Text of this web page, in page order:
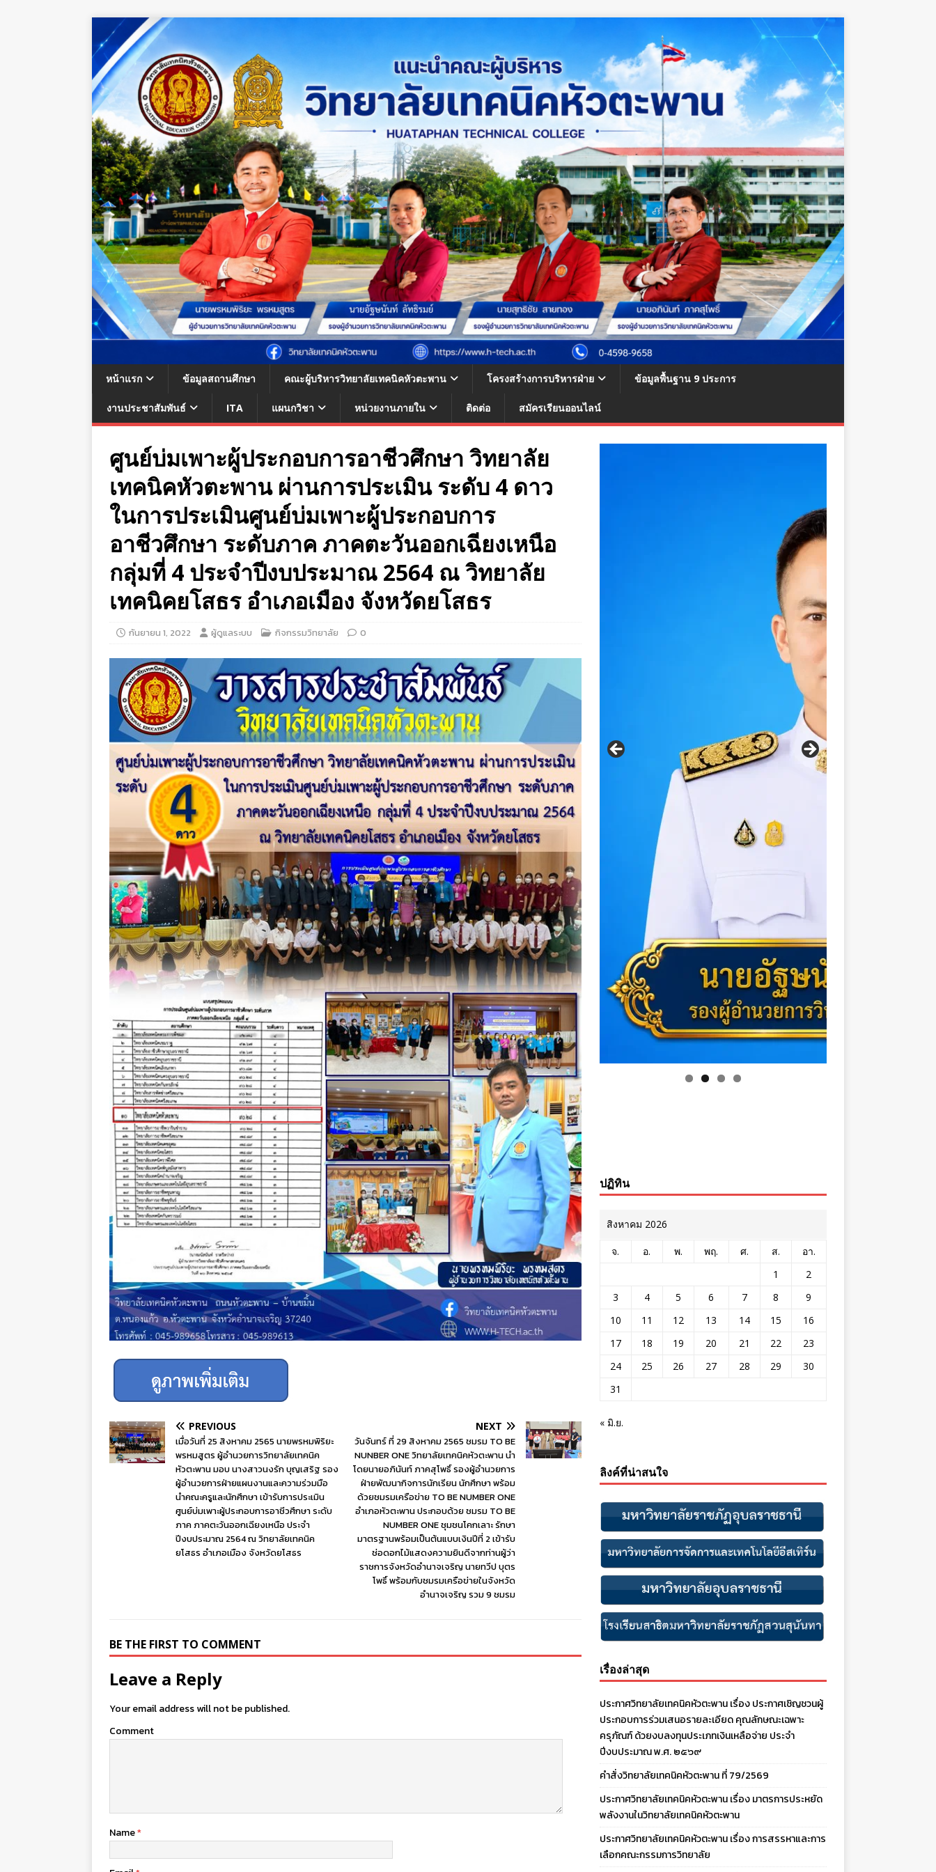
หน้าแรก ข้อมูลสถานศึกษา คณะผู้บริหารวิทยาลัยเทคนิคหัวตะพาน โครงสร้างการบริหารฝ่าย ข้อมูลพื้นฐาน 9 ประการ
งานประชาสัมพันธ์ ITA แผนกวิชา หน่วยงานภายใน ติดต่อ สมัครเรียนออนไลน์
ศูนย์บ่มเพาะผู้ประกอบการอาชีวศึกษา วิทยาลัย
เทคนิคหัวตะพาน ผ่านการประเมิน ระดับ 4 ดาว
ในการประเมินศูนย์บ่มเพาะผู้ประกอบการ
อาชีวศึกษา ระดับภาค ภาคตะวันออกเฉียงเหนือ
กลุ่มที่ 4 ประจำปีงบประมาณ 2564 ณ วิทยาลัย
เทคนิคยโสธร อำเภอเมือง จังหวัดยโสธร
กันยายน 1, 2022 ผู้ดูแลระบบ กิจกรรมวิทยาลัย 0
PREVIOUS
เมื่อวันที่ 25 สิงหาคม 2565 นายพรหมพิริยะ
พรหมสูตร ผู้อำนวยการวิทยาลัยเทคนิค
หัวตะพาน มอบ นางสาวนงรัก บุญเสริฐ รอง
ผู้อำนวยการฝ่ายแผนงานและความร่วมมือ
นำคณะครูและนักศึกษา เข้ารับการประเมิน
ศูนย์บ่มเพาะผู้ประกอบการอาชีวศึกษา ระดับ
ภาค ภาคตะวันออกเฉียงเหนือ ประจำ
ปีงบประมาณ 2564 ณ วิทยาลัยเทคนิค
ยโสธร อำเภอเมือง จังหวัดยโสธร
NEXT
วันจันทร์ ที่ 29 สิงหาคม 2565 ชมรม TO BE
NUNBER ONE วิทยาลัยเทคนิคหัวตะพาน นำ
โดยนายอภินันท์ ภาคสุโพธิ์ รองผู้อำนวยการ
ฝ่ายพัฒนากิจการนักเรียน นักศึกษา พร้อม
ด้วยชมรมเครือข่าย TO BE NUMBER ONE
อำเภอหัวตะพาน ประกอบด้วย ชมรม TO BE
NUMBER ONE ชุมชนโคกเลาะ รักษา
มาตรฐานพร้อมเป็นต้นแบบเงินปีที่ 2 เข้ารับ
ช่อดอกไม้แสดงความยินดีจากท่านผู้ว่า
ราชการจังหวัดอำนาจเจริญ นายทวีป บุตร
โพธิ์ พร้อมกับชมรมเครือข่ายในจังหวัด
อำนาจเจริญ รวม 9 ชมรม
BE THE FIRST TO COMMENT
Leave a Reply
Your email address will not be published.
Comment
Name*
ปฏิทิน
สิงหาคม 2026
จ. อ. พ. พฤ. ศ. ส.
อา.
1
2
3
4 5 6 7 8
9
10
11 12 13 14 15
16
17
18 19 20 21 22
23
24
25 26 27 28 29
30
31
« มิ.ย.
ลิงค์ที่น่าสนใจ
เรื่องล่าสุด
ประกาศวิทยาลัยเทคนิคหัวตะพาน เรื่อง ประกาศเชิญชวนผู้
ประกอบการร่วมเสนอรายละเอียด คุณลักษณะเฉพาะ
ครุภัณฑ์ ด้วยงบลงทุนประเภทเงินเหลือจ่าย ประจํา
ปีงบประมาณ พ.ศ. ๒๕๖๙
คำสั่งวิทยาลัยเทคนิคหัวตะพาน ที่ 79/2569
ประกาศวิทยาลัยเทคนิคหัวตะพาน เรื่อง มาตรการประหยัด
พลังงานในวิทยาลัยเทคนิคหัวตะพาน
ประกาศวิทยาลัยเทคนิคหัวตะพาน เรื่อง การสรรหาและการ
เลือกคณะกรรมการวิทยาลัย